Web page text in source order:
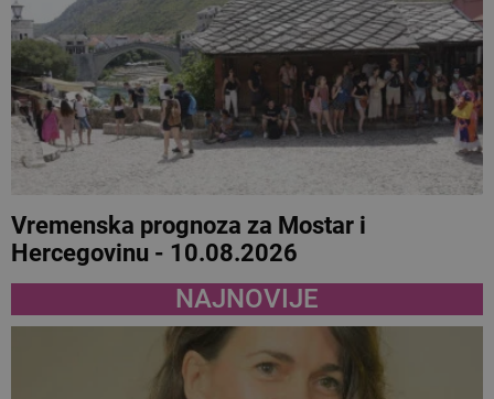
Vremenska prognoza za Mostar i
Hercegovinu - 10.08.2026
NAJNOVIJE